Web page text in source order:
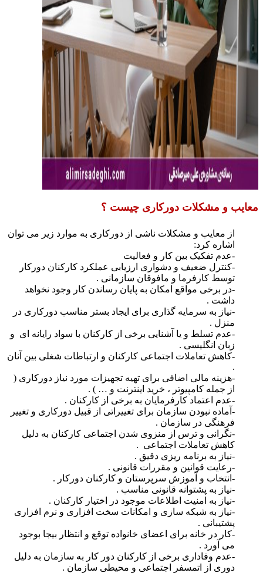
و مشکلات دورکاری چیست ؟
از معایب و مشکلات ناشی از دورکاری به موارد زیر می توان
اشاره کرد:
-عدم تفکیک بین کار و فعالیت
-کنترل ضعیف و دشواری ارزیابی عملکرد کارکنان دورکار
توسط کارفرما و مافوقان سازمانی .
-در برخی مواقع امکان به پایان رساندن کار وجود نخواهد
داشت .
-نیاز به سرمایه گذاری برای ایجاد بستر مناسب دورکاری در
منزل .
-عدم تسلط و یا آشنایی برخی از کارکنان با سواد رایانه ای و
زبان انگلیسی .
-کاهش تعاملات اجتماعی کارکنان و ارتباطات شغلی بین آنان
-هزینه مالی اضافی برای تهیه تجهیزات مورد نیاز دورکاری (
از جمله کامپیوتر ، خرید اینترنت و … ) .
-عدم اعتماد کارفرمایان به برخی از کارکنان .
-آماده نبودن سازمان برای تغییراتی از قبیل دورکاری و تغییر
فرهنگی در سازمان .
-نگرانی و ترس از منزوی شدن اجتماعی کارکنان به دلیل
کاهش تعاملات اجتماعی .
-نیاز به برنامه ریزی دقیق .
-رعایت قوانین و مقررات قانونی .
-انتخاب و آموزش سرپرستان و کارکنان دورکار .
-نیاز به پشتوانه قانونی مناسب .
-نیاز به امنیت اطلاعات موجود در اختیار کارکنان .
-نیاز به شبکه سازی و امکانات سخت افزاری و نرم افزاری
پشتیبانی .
-کار در خانه برای اعضای خانواده توقع و انتظار بیجا بوجود
می آورد .
-عدم وفاداری برخی از کارکنان دور کار به سازمان به دلیل
دوری از اتمسفر اجتماعی و محیطی سازمان .